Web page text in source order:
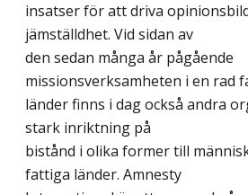
insatser för att driva
jämställdhet. Vid sidan av
den sedan många år pågående
missionsverksamheten i en rad
länder finns i dag också andra
stark inriktning på
bistånd i olika former till
fattiga länder. Amnesty